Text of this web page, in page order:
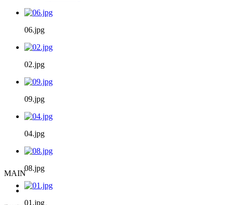
06.jpg
02.jpg
09.jpg
04.jpg
08.jpg
01.jpg
MAIN